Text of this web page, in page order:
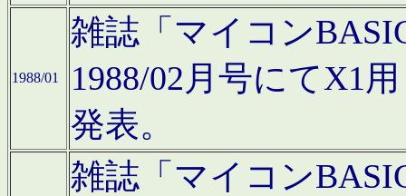
1988/01
雑誌「マイコン
1988/02月号にてX1
発表。
雑誌「マイコン